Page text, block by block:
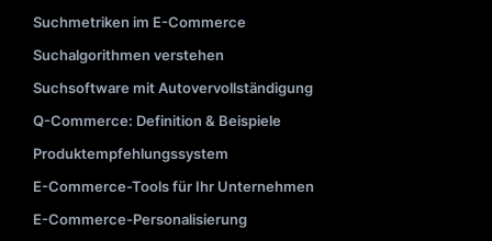
Suchmetriken im E-Commerce
Suchalgorithmen verstehen
Suchsoftware mit Autovervollständigung
Q-Commerce: Definition & Beispiele
Produktempfehlungssystem
E-Commerce-Tools für Ihr Unternehmen
E-Commerce-Personalisierung